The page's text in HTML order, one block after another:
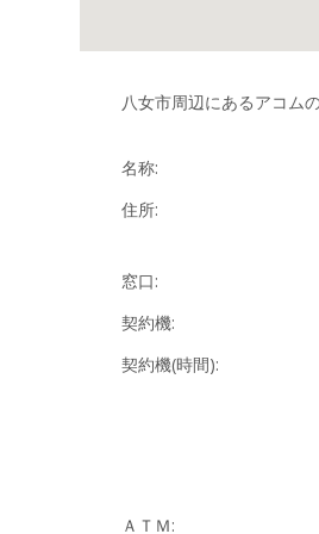
八女市周辺にあるアコム
名称:
住所:
窓口:
契約機:
契約機(時間):
ＡＴＭ: